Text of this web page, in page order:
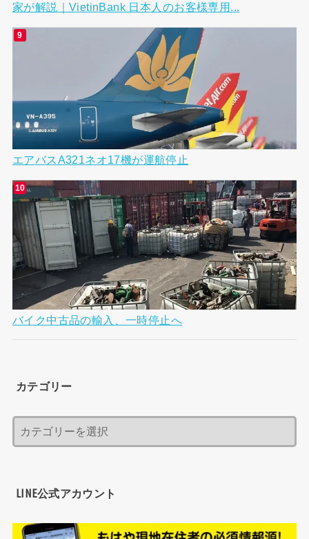
家が解説｜VietinBank 日本人のお客様専用...
エアバスA321ネオ17機が運航停止
バイク中古品の輸入、一時停止へ
カテゴリー
LINE公式アカウント